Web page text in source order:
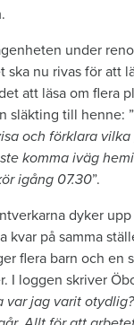
under
ska nu rivas för att
att läsa om flera
släkting till henne: ”
och förklara
komma iväg
igång 07.30”.
dyker
kvar på samma
flera barn och en
I loggen skriver
jag varit